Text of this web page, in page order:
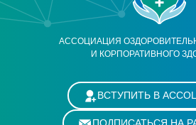
АССОЦИАЦИЯ
И КОРПОРАТИВНОГО
ВСТУПИТЬ В